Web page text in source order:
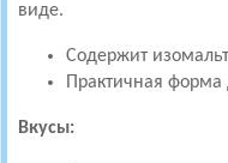
виде.
Содержит
Практичная
Вкусы: